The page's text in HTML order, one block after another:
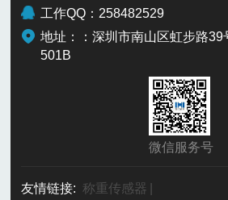
工作QQ：258482529
地址：：深圳市南山区虹步路39
501B
微信服务号
友情链接: 称重传感器